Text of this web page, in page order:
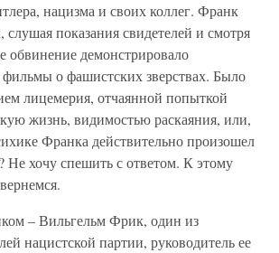
нацизма и своих коллег. Франк
слушая показания свидетелей и смотря
обвинение демонстрировало
о фашистских зверствах. Было
лицемерия, отчаянной попыткой
жизнь, видимостью раскаяния, или,
Франка действительно произошел
Не хочу спешить с ответом. К этому
– Вильгельм Фрик, один из
нацистской партии, руководитель ее